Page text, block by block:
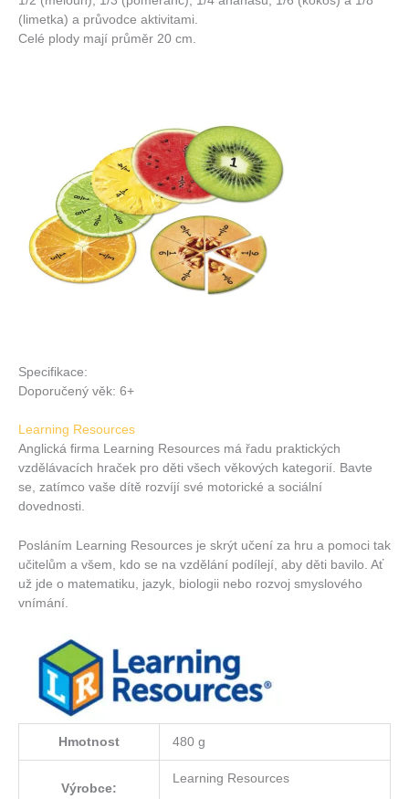
(limetka) a průvodce aktivitami.
Celé plody mají průměr 20 cm.
Specifikace:
Doporučený věk: 6+
Learning Resources
Anglická firma Learning Resources má řadu praktických
vzdělávacích hraček pro děti všech věkových kategorií. Bavte
se, zatímco vaše dítě rozvíjí své motorické a sociální
dovednosti.
Posláním Learning Resources je skrýt učení za hru a pomoci tak
učitelům a všem, kdo se na vzdělání podílejí, aby děti bavilo. Ať
už jde o matematiku, jazyk, biologii nebo rozvoj smyslového
vnímání.
Hmotnost 480 g
Výrobce:
Learning Resources